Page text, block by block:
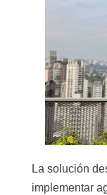
La solución
implementar